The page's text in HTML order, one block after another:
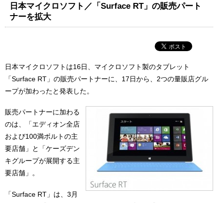
日本マイクロソフト／「Surface RT」の販売パート
ナーを拡大
日本マイクロソフトは16日、マイクロソフト製のタブレット
「Surface RT」の販売パートナーに、17日から、2つの量販店グル
ープが加わったと発表した。
販売パートナーに加わる
のは、「エディオン全店
および100満ボルトの主
要店舗」と「ケーズデン
キグループが展開する主
要店舗」。
「Surface RT」は、3月